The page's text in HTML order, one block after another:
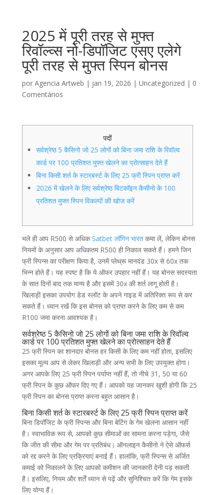
2025 में पूरी तरह से मुफ्त
रिवॉल्व्स नो-डिपॉजिट एसए एलेगे
पूरी तरह से मुफ्त स्पिन बोनस
por Agencia Artweb | jan 19, 2026 | Uncategorized | 0
Comentários
पदों
सर्वश्रेष्ठ 5 कैसिनो जो 25 लोगों को बिना जमा राशि के रिवॉल्व
कार्ड पर 100 प्रतिशत मुफ्त खेलने का प्रोत्साहन देते हैं
बिना किसी शर्त के स्टारबर्स्ट के लिए 25 फ्री स्पिन प्राप्त करें
2026 में खेलने के लिए सर्वश्रेष्ठ बिटकॉइन कैसीनो के 100
प्रतिशत मुफ्त स्पिन विकल्पों की खोज करें
भले ही आप R500 से अधिकSatbet लॉगिन भारतकमा लें, लेकिन बोनस
नियमों के अनुसार आप अधिकतम R500 ही निकाल सकते हैं। हमने जिन
फ्री स्पिन्स का परीक्षण किया है, उनमें प्लेथ्रू मानदंड 30x से 60x तक
भिन्न होते हैं। यह स्पष्ट है कि ये ऑफर उपहार नहीं हैं। यह बोनस सदस्यता
के सात दिनों बाद तक मान्य है और इसमें 30x की शर्त लागू होती है।
खिलाड़ी इसका उपयोग डेड स्लॉट के अपने गाइड में अतिरिक्त रूप से कर
सकते हैं। ध्यान रखें कि इस बोनस को प्राप्त करने के लिए कम से कम
R100 जमा करना आवश्यक है।
सर्वश्रेष्ठ 5 कैसिनो जो 25 लोगों को बिना जमा राशि के रिवॉल्व
कार्ड पर 100 प्रतिशत मुफ्त खेलने का प्रोत्साहन देते हैं
25 फ्री स्पिन का शानदार बोनस हर किसी के लिए कम नहीं होता, इसलिए
इसका मूल्य आप से लेकर खिलाड़ी और अन्य सभी के लिए उपयुक्त होगा।
अगर आपके लिए 25 फ्री स्पिन पर्याप्त नहीं हैं, तो नीचे 31, 50 या 60
फ्री स्पिन के कुछ ऑफर दिए गए हैं। आपको यह जानकर खुशी होगी कि 25
फ्री स्पिन का बोनस प्राप्त करना बहुत आसान है।
बिना किसी शर्त के स्टारबर्स्ट के लिए 25 फ्री स्पिन प्राप्त करें
बिना डिपॉजिट के फ्री स्पिन्स और बिना बेटिंग के गेम खेलना आसान नहीं
है। स्वाभाविक रूप से, आपको कुछ सीमाओं का सामना करना पड़ेगा, जैसे
कि जीत की सीमा और गेम पर प्रतिबंध। ऑनलाइन कैसीनो ने ऐसे ऑफर्स
को रद्द करने के लिए प्रक्रियाएं बनाई हैं। हालांकि, फ्री स्पिन्स से अर्जित
कमाई को निकालने के लिए आपको कमीशन की जानकारी देनी पड़ सकती
है। इसलिए, नियम और शर्तें ध्यान से पढ़ें और सुनिश्चित करें कि गेम इसके
लिए योग्य हैं।